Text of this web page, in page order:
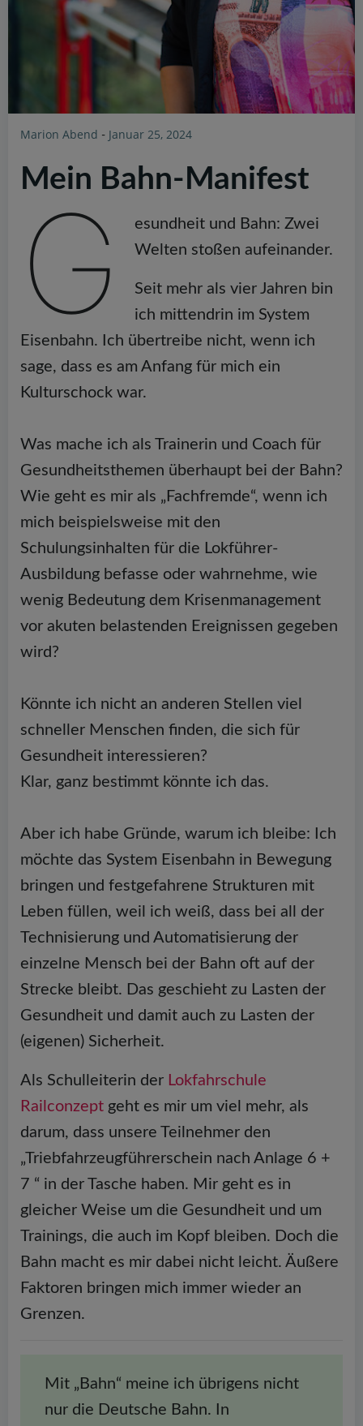
Marion Abend - Januar 25, 2024
Mein Bahn-Manifest
G
esundheit und Bahn: Zwei
Welten stoßen aufeinander.
Seit mehr als vier Jahren bin
ich mittendrin im System
Eisenbahn. Ich übertreibe nicht, wenn ich
sage, dass es am Anfang für mich ein
Kulturschock war.
Was mache ich als Trainerin und Coach für
Gesundheitsthemen überhaupt bei der Bahn?
Wie geht es mir als „Fachfremde“, wenn ich
mich beispielsweise mit den
Schulungsinhalten für die Lokführer-
Ausbildung befasse oder wahrnehme, wie
wenig Bedeutung dem Krisenmanagement
vor akuten belastenden Ereignissen gegeben
wird?
Könnte ich nicht an anderen Stellen viel
schneller Menschen finden, die sich für
Gesundheit interessieren?
Klar, ganz bestimmt könnte ich das.
Aber ich habe Gründe, warum ich bleibe: Ich
möchte das System Eisenbahn in Bewegung
bringen und festgefahrene Strukturen mit
Leben füllen, weil ich weiß, dass bei all der
Technisierung und Automatisierung der
einzelne Mensch bei der Bahn oft auf der
Strecke bleibt. Das geschieht zu Lasten der
Gesundheit und damit auch zu Lasten der
(eigenen) Sicherheit.
Als Schulleiterin der Lokfahrschule
Railconzept geht es mir um viel mehr, als
darum, dass unsere Teilnehmer den
„Triebfahrzeugführerschein nach Anlage 6 +
7 “ in der Tasche haben. Mir geht es in
gleicher Weise um die Gesundheit und um
Trainings, die auch im Kopf bleiben. Doch die
Bahn macht es mir dabei nicht leicht. Äußere
Faktoren bringen mich immer wieder an
Grenzen.
Mit „Bahn“ meine ich übrigens nicht
nur die Deutsche Bahn. In